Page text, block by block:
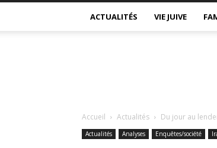
ACTUALITÉS VIE JUIVE
Accueil Actualités Du jour au
Actualités Analyses Enquêtes/société